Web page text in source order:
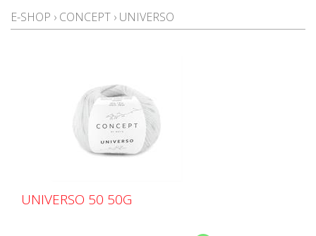
E-SHOP › CONCEPT › UNIVERSO
UNIVERSO 50 50G